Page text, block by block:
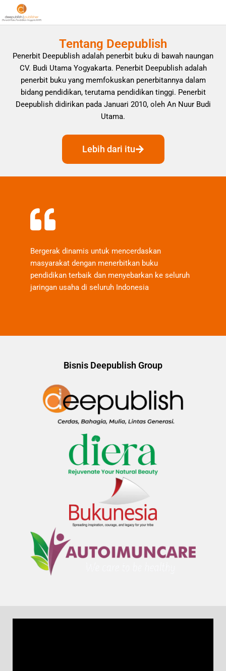
Tentang Deepublish
Penerbit Deepublish adalah penerbit buku di bawah naungan
CV. Budi Utama Yogyakarta. Penerbit Deepublish adalah
penerbit buku yang memfokuskan penerbitannya dalam
bidang pendidikan, terutama pendidikan tinggi. Penerbit
Deepublish didirikan pada Januari 2010, oleh An Nuur Budi
Utama.
Lebih dari itu
Bergerak dinamis untuk mencerdaskan
masyarakat dengan menerbitkan buku
pendidikan terbaik dan menyebarkan ke seluruh
jaringan usaha di seluruh Indonesia
Bisnis Deepublish Group